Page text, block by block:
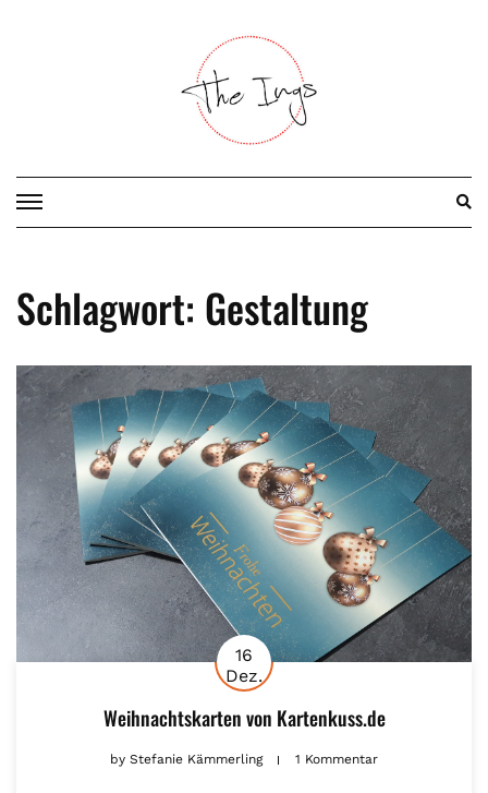
Schlagwort: Gestaltung
16
Dez.
Weihnachtskarten von Kartenkuss.de
by Stefanie Kämmerling 1 Kommentar